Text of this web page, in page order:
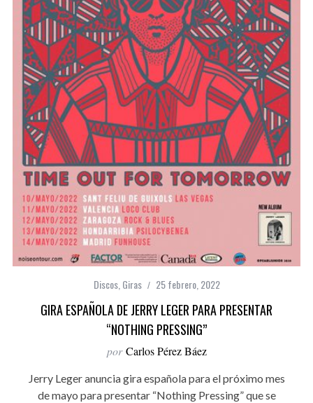
Discos,Giras 25 febrero, 2022
GIRA ESPAÑOLA DE JERRY LEGER PARA PRESENTAR
“NOTHING PRESSING”
por Carlos Pérez Báez
Jerry Leger anuncia gira española para el próximo mes
de mayo para presentar “Nothing Pressing” que se